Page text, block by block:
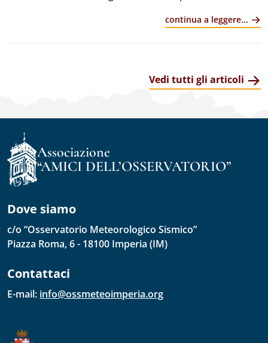
si sono distinti per la facilità d&r...continua a leggere...
Vedi tutti gli articoli
Associazione
“AMICI DELL’OSSERVATORIO”
Dove siamo
c/o “Osservatorio Meteorologico Sismico”
Piazza Roma, 6 - 18100 Imperia (IM)
Contattaci
E-mail: info@ossmeteoimperia.org